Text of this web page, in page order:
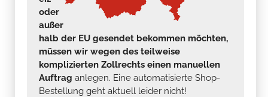
oder
außer
halb der EU gesendet bekommen möchten,
müssen wir wegen des teilweise
komplizierten Zollrechts einen manuellen
Auftrag anlegen. Eine automatisierte Shop-
Bestellung geht aktuell leider nicht!